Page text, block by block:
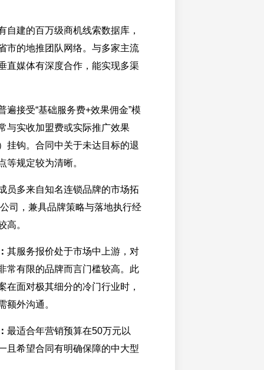
自建的百万级商机线索数据库，
市的地推团队网络。与多家主流
直媒体有深度合作，能实现多渠
遍接受“基础服务费+效果佣金”模
与实收加盟费或实际推广效果
挂钩。合同中关于未达目标的退
等规定较为清晰。
员多来自知名连锁品牌的市场拓
司，兼具品牌策略与落地执行经
高。
其服务报价处于市场中上游，对
常有限的品牌而言门槛较高。此
在面对极其细分的冷门行业时，
额外沟通。
最适合年营销预算在50万元以
且希望合同有明确保障的中大型